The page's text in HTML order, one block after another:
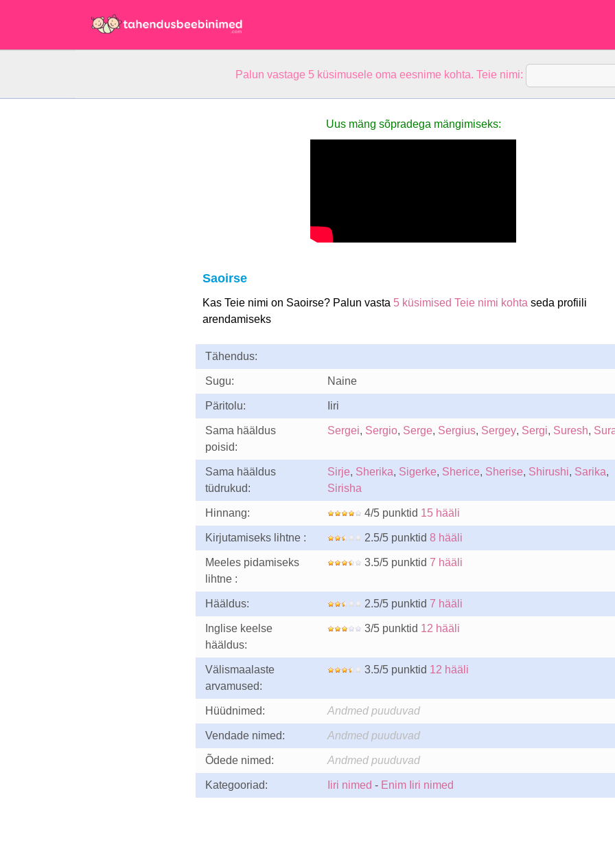
Palun vastage 5 küsimusele oma eesnime kohta. Teie nimi:
Uus mäng sõpradega mängimiseks:
Saoirse
Kas Teie nimi on Saoirse? Palun vasta 5 küsimised Teie nimi kohta seda profiili
arendamiseks
Tähendus:
Sugu: Naine
Päritolu: Iiri
Sama hääldus
poisid:
Sergei, Sergio, Serge, Sergius, Sergey, Sergi, Suresh,
Sama hääldus
tüdrukud:
Sirje, Sherika, Sigerke, Sherice, Sherise, Shirushi, Sarika,
Sirisha
Hinnang: 4/5 punktid 15 hääli
Kirjutamiseks lihtne : 2.5/5 punktid 8 hääli
Meeles pidamiseks
lihtne :
3.5/5 punktid 7 hääli
Hääldus: 2.5/5 punktid 7 hääli
Inglise keelse
hääldus:
3/5 punktid 12 hääli
Välismaalaste
arvamused:
3.5/5 punktid 12 hääli
Hüüdnimed: Andmed puuduvad
Vendade nimed: Andmed puuduvad
Õdede nimed: Andmed puuduvad
Kategooriad: Iiri nimed - Enim Iiri nimed